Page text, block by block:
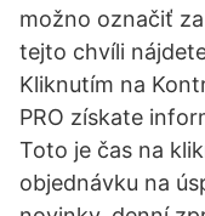
možno označiť
tejto chvíli
Kliknutím na
PRO získate
Toto je čas na
objednávku na